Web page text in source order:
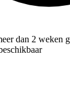
dan 2 weken